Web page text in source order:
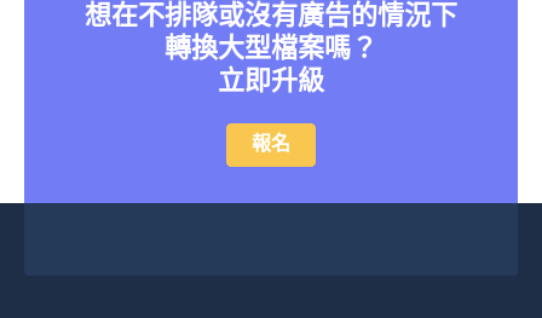
想在不排隊或沒有廣告的情況下
轉換大型檔案嗎？
立即升級
報名